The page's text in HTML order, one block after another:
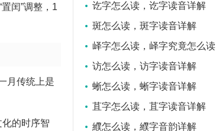
闰”调整，1
月传统上是
化的时序智
讫字怎么读，讫字读音详解
斑怎么读，斑字读音详解
峄字怎么读，峄字究竟怎么读
访怎么读，访字读音详解
蜥怎么读，蜥字读音详解
苴字怎么读，苴字读音详解
纀怎么读，纀字音韵详解